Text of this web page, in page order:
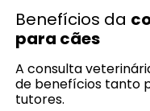
Benefícios da
para cães
A consulta
de benefícios tanto
tutores.